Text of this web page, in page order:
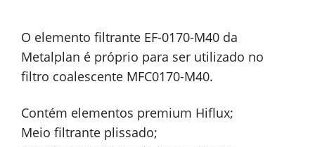
O elemento filtrante EF-0170-M40 da
Metalplan é próprio para ser utilizado no
filtro coalescente MFC0170-M40.
Contém elementos premium Hiflux;
Meio filtrante plissado;